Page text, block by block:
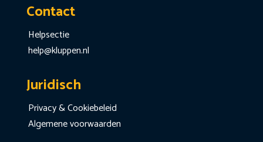
Contact
Helpsectie
help@kluppen.nl
Juridisch
Privacy & Cookiebeleid
Algemene voorwaarden